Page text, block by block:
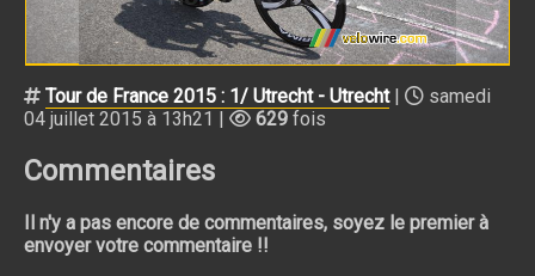
Tour de France 2015 : 1/ Utrecht - Utrecht|
samedi
04 juillet 2015 à 13h21 |
629 fois
Commentaires
Il n'y a pas encore de commentaires, soyez le premier à
envoyer votre commentaire !!